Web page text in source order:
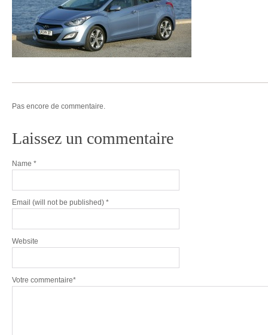
Pas encore de commentaire.
Laissez un commentaire
Name *
Email (will not be published) *
Website
Votre commentaire*